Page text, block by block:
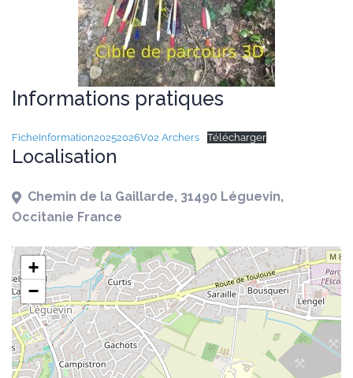
Informations pratiques
FicheInformation20252026V02 Archers Télécharger
Localisation
Chemin de la Gaillarde, 31490 Léguevin,
Occitanie France
+
−